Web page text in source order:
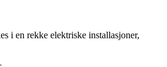
i en rekke elektriske installasjoner,